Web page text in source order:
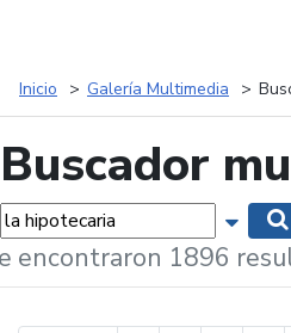
Inicio Galería Multimedia
Buscador
encontraron 1896